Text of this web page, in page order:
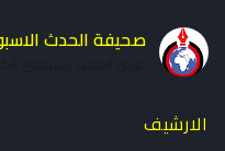
صحيفة الحدث
عرض الملف الشخصي
الارشيف